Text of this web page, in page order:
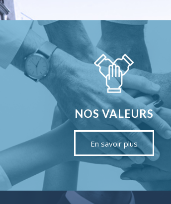
NOS VALEURS
En savoir plus